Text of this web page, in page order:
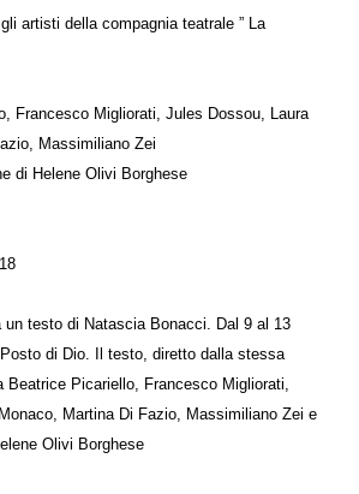
artisti della compagnia teatrale ” La
Francesco Migliorati, Jules Dossou, Laura
Massimiliano Zei
di Helene Olivi Borghese
un testo di Natascia Bonacci. Dal 9 al 13
di Dio. Il testo, diretto dalla stessa
Picariello, Francesco Migliorati,
Martina Di Fazio, Massimiliano Zei e
Olivi Borghese